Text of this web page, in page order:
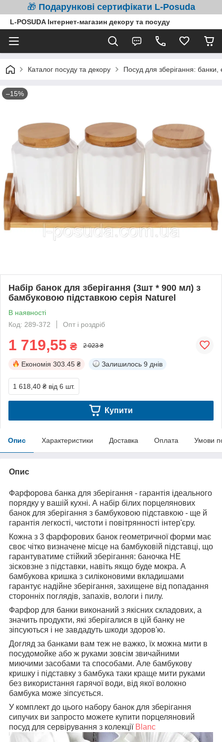
🎁 Подарункові сертифікати L-Posuda
L-POSUDA Інтернет-магазин декору та посуду
Каталог посуду та декору Посуд для зберігання:
–15%
Набір банок для зберігання (3шт * 900 мл) з
бамбуковою підставкою серія Naturel
В наявності
Код: 289-372
Опт і роздріб
1 719,55 ₴ 2 023 ₴
Економія 303.45 ₴ Залишилось 9 днів
1 618,40 ₴ від 6 шт.
Купити
Опис Характеристики Доставка Оплата Умови
Опис
Фарфорова банка для зберігання - гарантія ідеального
порядку у вашій кухні. А набір білих порцелянових
банок для зберігання з бамбуковою підставкою - ще й
гарантія легкості, чистоти і повітрянності інтер'єру.
Кожна з 3 фарфорових банок геометричної форми має
своє чітко визначене місце на бамбуковій підставці, що
гарантуватиме стійкий зберігання: баночка НЕ
зісковзне з підставки, навіть якщо буде мокра. А
бамбукова кришка з силіконовими вкладишами
гарантує надійне зберігання, захищене від попадання
сторонніх поглядів, запахів, вологи і пилу.
Фарфор для банки виконаний з якісних складових, а
значить продукти, які зберігалися в цій банку не
зіпсуються і не завдадуть шкоди здоров'ю.
Догляд за банками вам теж не важко, їх можна мити в
посудомойке або ж руками зовсім звичайними
миючими засобами та способами. Але бамбукову
кришку і підставку з бамбука таки краще мити руками
без використання гарячої води, від якої волокно
бамбука може зіпсується.
У комплект до цього набору банок для зберігання
сипучих ви запросто можете купити порцеляновий
посуд для сервірування з колекції Blanc